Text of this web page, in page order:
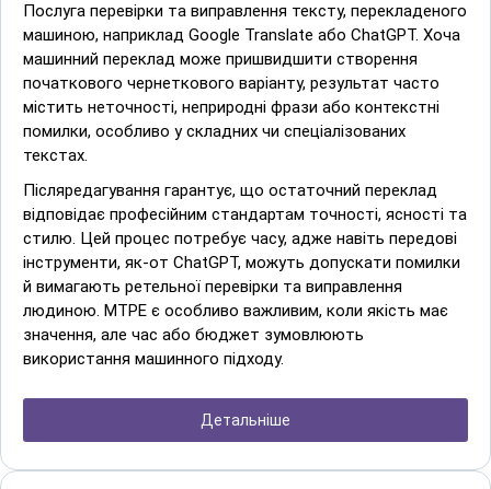
Послуга перевірки та виправлення тексту, перекладеного
машиною, наприклад Google Translate або ChatGPT. Хоча
машинний переклад може пришвидшити створення
початкового чернеткового варіанту, результат часто
містить неточності, неприродні фрази або контекстні
помилки, особливо у складних чи спеціалізованих
текстах.
Післяредагування гарантує, що остаточний переклад
відповідає професійним стандартам точності, ясності та
стилю. Цей процес потребує часу, адже навіть передові
інструменти, як-от ChatGPT, можуть допускати помилки
й вимагають ретельної перевірки та виправлення
людиною. MTPE є особливо важливим, коли якість має
значення, але час або бюджет зумовлюють
використання машинного підходу.
Детальніше